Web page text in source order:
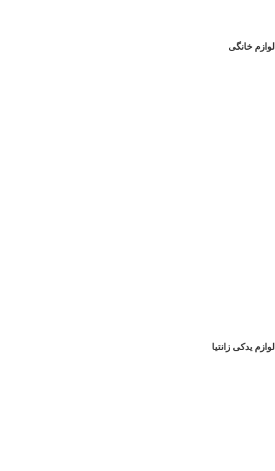
لوازم خانگی
لوازم یدکی زانتیا